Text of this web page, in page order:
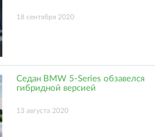
18 сентября 2020
Седан BMW 5-Series обзавелся
гибридной версией
13 августа 2020